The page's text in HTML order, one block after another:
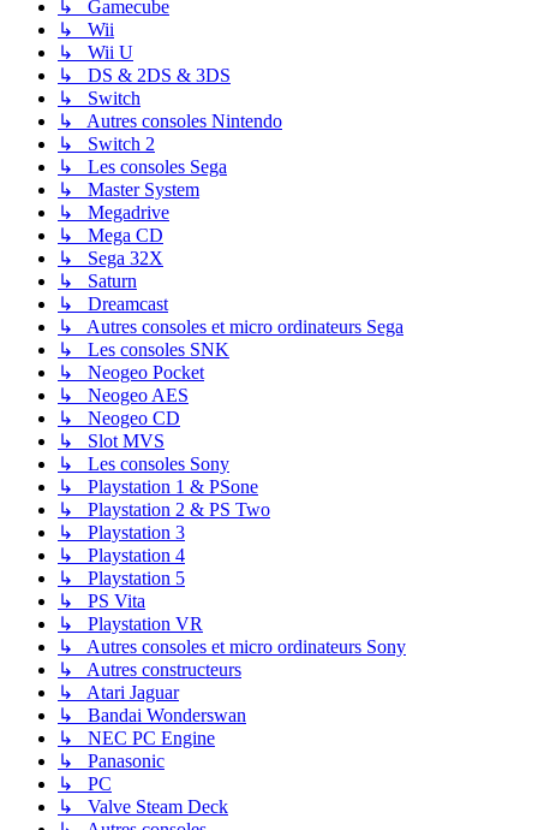
↳ Gamecube
↳ Wii
↳ Wii U
↳ DS & 2DS & 3DS
↳ Switch
↳ Autres consoles Nintendo
↳ Switch 2
↳ Les consoles Sega
↳ Master System
↳ Megadrive
↳ Mega CD
↳ Sega 32X
↳ Saturn
↳ Dreamcast
↳ Autres consoles et micro ordinateurs Sega
↳ Les consoles SNK
↳ Neogeo Pocket
↳ Neogeo AES
↳ Neogeo CD
↳ Slot MVS
↳ Les consoles Sony
↳ Playstation 1 & PSone
↳ Playstation 2 & PS Two
↳ Playstation 3
↳ Playstation 4
↳ Playstation 5
↳ PS Vita
↳ Playstation VR
↳ Autres consoles et micro ordinateurs Sony
↳ Autres constructeurs
↳ Atari Jaguar
↳ Bandai Wonderswan
↳ NEC PC Engine
↳ Panasonic
↳ PC
↳ Valve Steam Deck